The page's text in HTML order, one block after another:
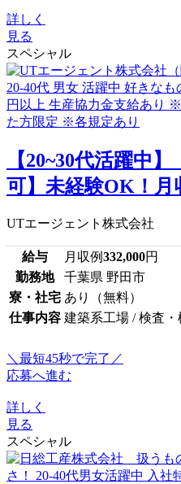
詳しく
見る
スペシャル
【20~30代活躍中
可】未経験OK！月
UTエージェント株式会社
給与 月収例332,000円
勤務地
千葉県 野田市
寮・社宅 あり（無料）
仕事内容 建築系工場 / 検査・
＼最短45秒で完了／
応募へ進む
詳しく
見る
スペシャル